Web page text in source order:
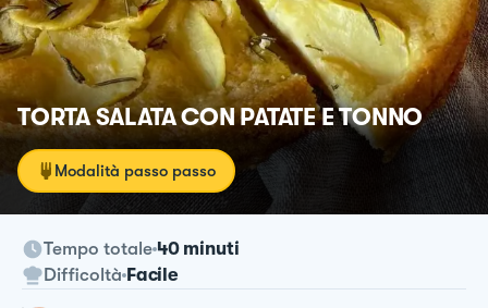
TORTA SALATA CON PATATE E TONNO
Modalità passo passo
Tempo totale 40 minuti
Difficoltà Facile